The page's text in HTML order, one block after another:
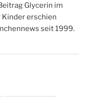
Glycerin im
erschien
seit 1999.